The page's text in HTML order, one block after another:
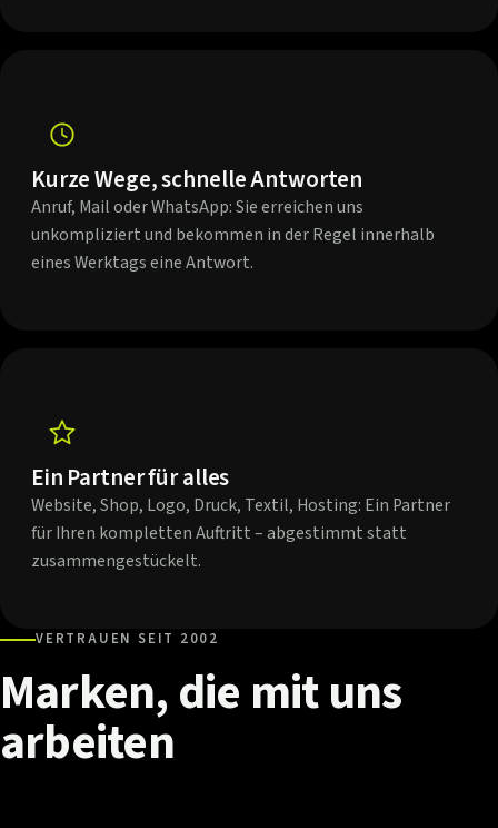
Kurze Wege, schnelle Antworten
Anruf, Mail oder WhatsApp: Sie erreichen uns
unkompliziert und bekommen in der Regel innerhalb
eines Werktags eine Antwort.
Ein Partner für alles
Website, Shop, Logo, Druck, Textil, Hosting: Ein Partner
für Ihren kompletten Auftritt – abgestimmt statt
zusammengestückelt.
VERTRAUEN SEIT 2002
Marken,die mituns
arbeiten